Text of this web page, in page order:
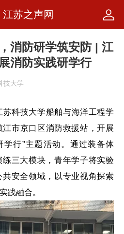
江苏之声网
消防研学筑安防 | 江
消防实践研学行
技大学
苏科技大学船舶与海洋工程学
江市京口区消防救援站，开展
学行”主题活动。通过装备体
三大模块，青年学子将实验
安全领域，以专业视角探索
践融合。